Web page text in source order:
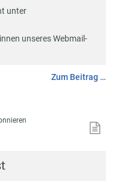
unter
unseres Webmail-
Zum Beitrag …